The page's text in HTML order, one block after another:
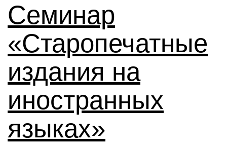
Семинар
«Старопечатные
издания на
иностранных
языках»